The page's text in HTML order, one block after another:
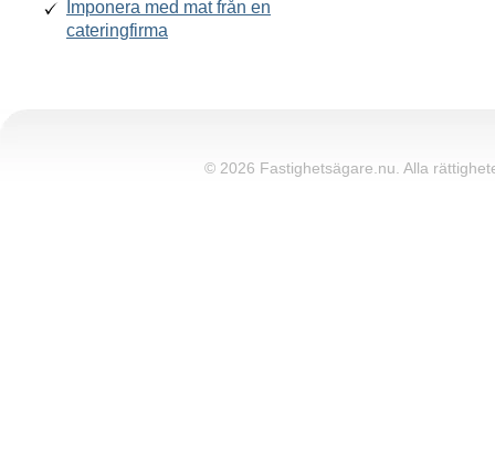
Imponera med mat från en
cateringfirma
© 2026 Fastighetsägare.nu. Alla